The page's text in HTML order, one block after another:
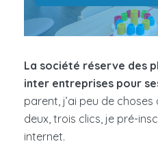
La société réserve des
inter entreprises pour
parent, j’ai peu de
deux, trois clics, je pré-
internet.